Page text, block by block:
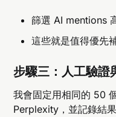
篩選 AI mentions
這些就是值得優先
步驟三：人工驗證
我會固定用相同的 50
Perplexity，並記錄結